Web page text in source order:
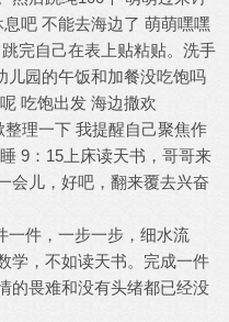
吧 不能去海边了 萌萌嘿嘿
完自己在表上贴粘贴。洗手
儿园的午饭和加餐没吃饱吗
吃饱出发 海边撒欢
理一下 我提醒自己聚焦作
9：15上床读天书，哥哥来
会儿，好吧，翻来覆去兴奋
一件，一步一步，细水流
学，不如读天书。完成一件
的畏难和没有头绪都已经没